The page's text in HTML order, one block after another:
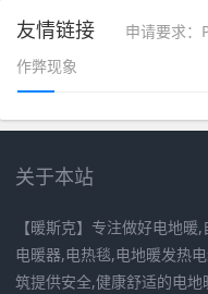
友情链接
申请要求：
作弊现象
关于本站
【暖斯克】专注做好电地
电暖器,电热毯,电地暖发热
筑提供安全,健康舒适的电